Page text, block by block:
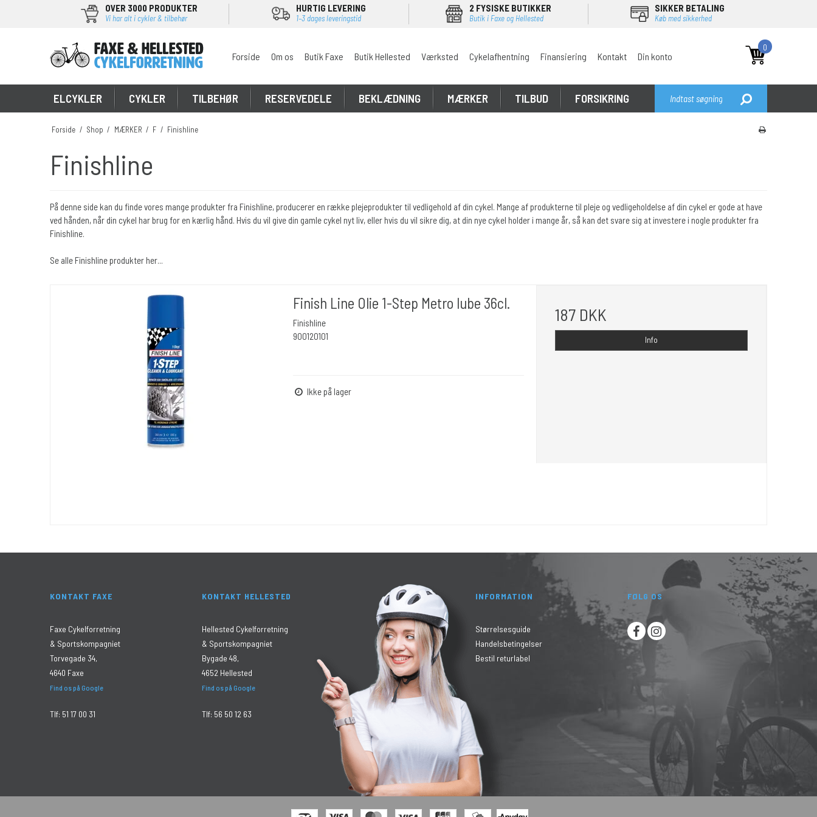
OVER 3000 PRODUKTER
Vi har alt i cykler & tilbehør
HURTIG LEVERING
1–3 dages leveringstid
2 FYSISKE BUTIKKER
Butik i Faxe og Hellested
SIKKER BETALING
Køb med sikkerhed
Forside Om os Butik Faxe Butik Hellested Værksted Cykelafhentning Finansiering Kontakt Din konto
0
ELCYKLER CYKLER TILBEHØR RESERVEDELE BEKLÆDNING MÆRKER TILBUD FORSIKRING
Forside / Shop / MÆRKER / F / Finishline
Finishline
På denne side kan du finde vores mange produkter fra Finishline, producerer en række plejeprodukter til vedligehold af din cykel. Mange af produkterne til pleje og vedligeholdelse af din cykel er gode at have
ved hånden, når din cykel har brug for en kærlig hånd. Hvis du vil give din gamle cykel nyt liv, eller hvis du vil sikre dig, at din nye cykel holder i mange år, så kan det svare sig at investere i nogle produkter fra
Finishline.
Se alle Finishline produkter her...
Finish Line Olie 1-Step Metro lube 36cl.
Finishline
900120101
Ikke på lager
187 DKK
Info
KONTAKT FAXE
Faxe Cykelforretning
& Sportskompagniet
Torvegade 34,
4640 Faxe
Find os på Google
Tlf: 51 17 00 31
KONTAKT HELLESTED
Hellested Cykelforretning
& Sportskompagniet
Bygade 48,
4652 Hellested
Find os på Google
Tlf: 56 50 12 63
INFORMATION
Størrelsesguide
Handelsbetingelser
Bestil returlabel
FØLG OS